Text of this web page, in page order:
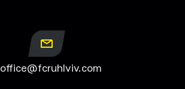
office@fcruhlviv.com